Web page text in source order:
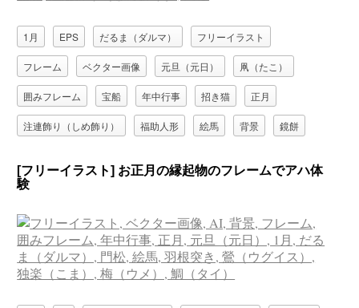
1月 EPS だるま（ダルマ） フリーイラスト
フレーム ベクター画像 元旦（元日） 凧（たこ）
囲みフレーム 宝船 年中行事 招き猫 正月
注連飾り（しめ飾り） 福助人形 絵馬 背景 鏡餅
[フリーイラスト] お正月の縁起物のフレームでアハ体
験